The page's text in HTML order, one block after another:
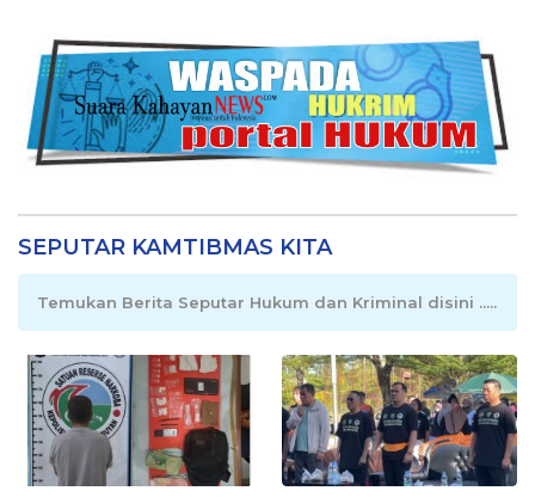
SEPUTAR KAMTIBMAS KITA
Temukan Berita Seputar Hukum dan Kriminal disini .....